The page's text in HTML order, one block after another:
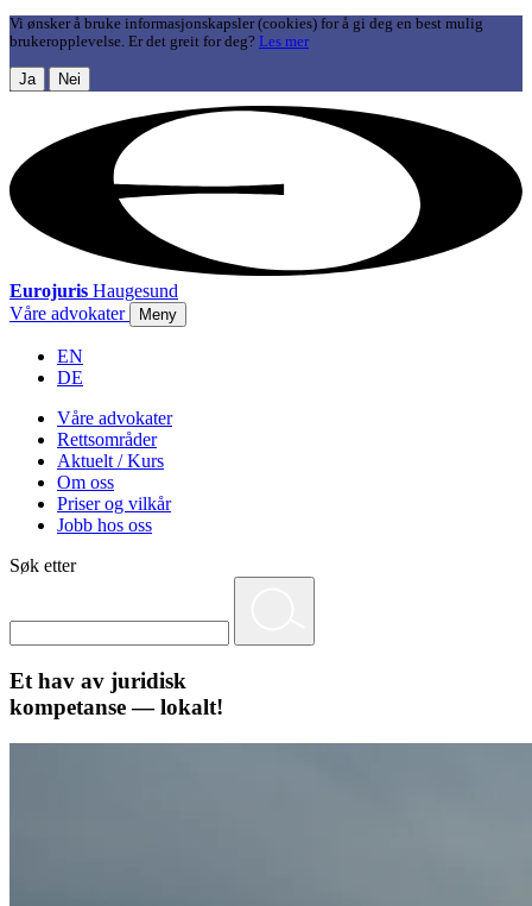
Vi ønsker å bruke informasjonskapsler (cookies) for å gi deg en best mulig
brukeropplevelse. Er det greit for deg? Les mer
Ja Nei
Eurojuris Haugesund
Våre advokater
Meny
EN
DE
Våre advokater
Rettsområder
Aktuelt / Kurs
Om oss
Priser og vilkår
Jobb hos oss
Søk etter
Et hav av juridisk
kompetanse — lokalt!